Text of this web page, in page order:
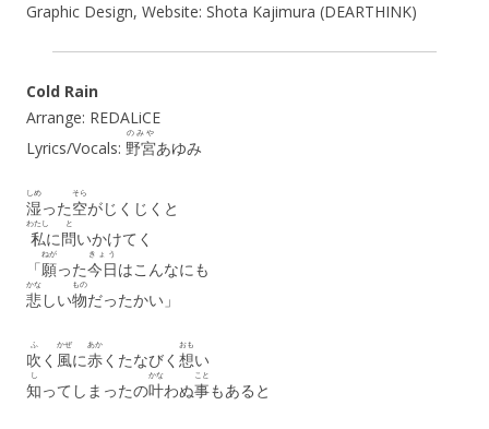
Graphic Design, Website: Shota Kajimura (DEARTHINK)
Cold Rain
Arrange: REDALiCE
Lyrics/Vocals: 野宮
のみや
あゆみ
湿
しめ
った空
そら
がじくじくと
私
わたし
に問
と
いかけてく
「願
ねが
った今日
きょう
はこんなにも
悲
かな
しい物
もの
だったかい」
吹
ふ
く 風
かぜ
に赤
あか
くたなびく 想
おも
い
知
し
ってしまったの叶
かな
わぬ事
こと
もあると